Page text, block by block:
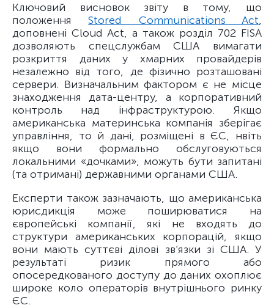
Ключовий висновок звіту в тому, що
положенняStored Communications Act,
доповнені Cloud Act, а також розділ 702 FISA
дозволяють спецслужбам США вимагати
розкриття даних у хмарних провайдерів
незалежно від того, де фізично розташовані
сервери. Визначальним фактором є не місце
знаходження дата-центру, а корпоративний
контроль над інфраструктурою. Якщо
американська материнська компанія зберігає
управління, то й дані, розміщені в ЄС, нвіть
якщо вони формально обслуговуються
локальними «дочками», можуть бути запитані
(та отримані) державними органами США.
Експерти також зазначають, що американська
юрисдикція може поширюватися на
європейські компанії, які не входять до
структури американських корпорацій, якщо
вони мають суттєві ділові зв’язки зі США. У
результаті ризик прямого або
опосередкованого доступу до даних охоплює
широке коло операторів внутрішнього ринку
ЄС.